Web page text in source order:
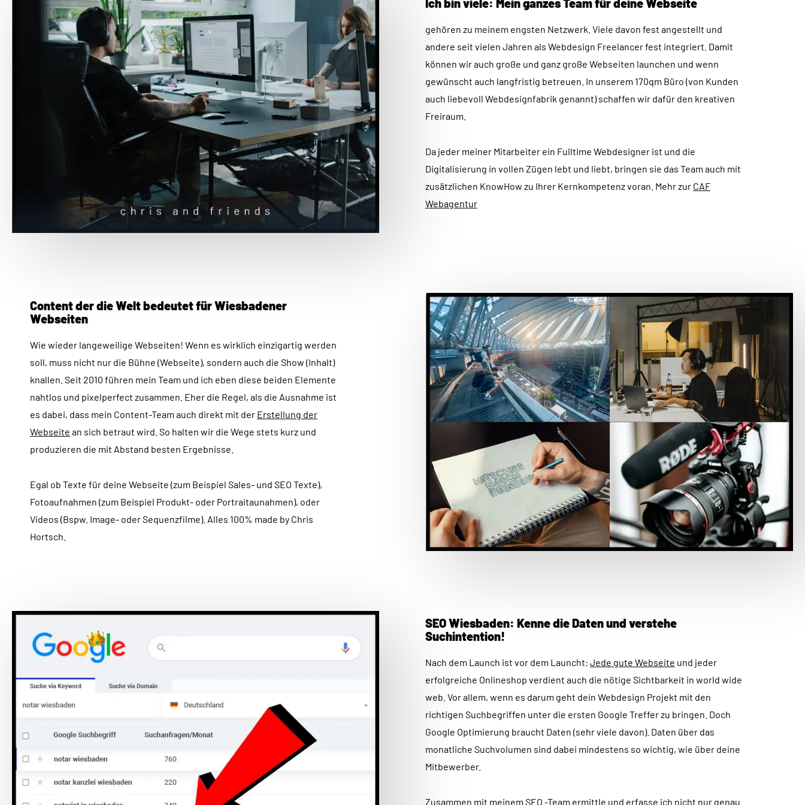
RETINA READY
WEBP READY
CDN NETZWERKE
ILLUSTRATOR
ATOM CODING
LOCAL SEARCH
ADOBE XD
GOOGLE ANALYTICS
MOBILE FIRST
MULTILANGUAGE
SSL PAYMENT
DSGVO KONFORM
WORDPRESS
TYPO3
MAGENTO
SHOPIFY
HTML PHP CSS
Ich bin viele: Mein ganzes Team für deine Webseite
gehören zu meinem engsten Netzwerk. Viele davon fest angestellt und
andere seit vielen Jahren als Webdesign Freelancer fest integriert. Damit
können wir auch große und ganz große Webseiten launchen und wenn
gewünscht auch langfristig betreuen. In unserem 170qm Büro (von Kunden
auch liebevoll Webdesignfabrik genannt) schaffen wir dafür den kreativen
Freiraum.
Da jeder meiner Mitarbeiter ein Fulltime Webdesigner ist und die
Digitalisierung in vollen Zügen lebt und liebt, bringen sie das Team auch mit
zusätzlichen KnowHow zu Ihrer Kernkompetenz voran. Mehr zur CAF
Webagentur
Content der die Welt bedeutet für Wiesbadener
Webseiten
Wie wieder langeweilige Webseiten! Wenn es wirklich einzigartig werden
soll, muss nicht nur die Bühne (Webseite), sondern auch die Show (Inhalt)
knallen. Seit 2010 führen mein Team und ich eben diese beiden Elemente
nahtlos und pixelperfect zusammen. Eher die Regel, als die Ausnahme ist
es dabei, dass mein Content-Team auch direkt mit der Erstellung der
Webseite an sich betraut wird. So halten wir die Wege stets kurz und
produzieren die mit Abstand besten Ergebnisse.
Egal ob Texte für deine Webseite (zum Beispiel Sales- und SEO Texte),
Fotoaufnahmen (zum Beispiel Produkt- oder Portraitaunahmen), oder
Videos (Bspw. Image- oder Sequenzfilme). Alles 100% made by Chris
Hortsch.
SEO Wiesbaden: Kenne die Daten und verstehe
Suchintention!
Nach dem Launch ist vor dem Launcht: Jede gute Webseite und jeder
erfolgreiche Onlineshop verdient auch die nötige Sichtbarkeit in world wide
web. Vor allem, wenn es darum geht dein Webdesign Projekt mit den
richtigen Suchbegriffen unter die ersten Google Treffer zu bringen. Doch
Google Optimierung braucht Daten (sehr viele davon). Daten über das
monatliche Suchvolumen sind dabei mindestens so wichtig, wie über deine
Mitbewerber.
Zusammen mit meinem SEO -Team ermittle und erfasse ich nicht nur genau